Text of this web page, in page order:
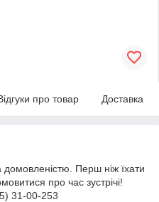
про товар Доставка
Перш ніж їхати
про час зустрічі!
31-00-253